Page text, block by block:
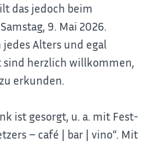
das jedoch beim
9. Mai 2026.
Alters und egal
herzlich willkommen,
erkunden.
ist gesorgt, u. a. mit Fest-
– café | bar | vino“. Mit